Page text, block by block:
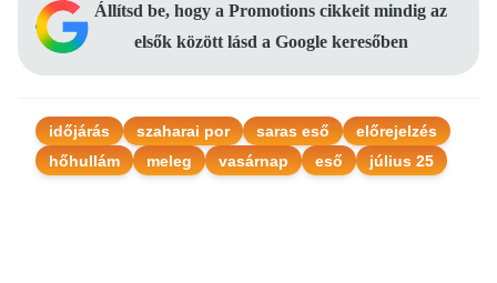
Állítsd be, hogy a Promotions cikkeit mindig az
elsők között lásd a Google keresőben
időjárás szaharai por saras eső
előrejelzés
hőhullám
meleg vasárnap eső július 25